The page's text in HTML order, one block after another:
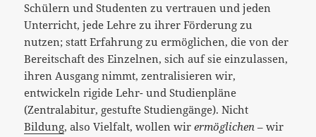
Schülern und Studenten zu vertrauen und jeden
Unterricht, jede Lehre zu ihrer Förderung zu
nutzen; statt Erfahrung zu ermöglichen, die von der
Bereitschaft des Einzelnen, sich auf sie einzulassen,
ihren Ausgang nimmt, zentralisieren wir,
entwickeln rigide Lehr- und Studienpläne
(Zentralabitur, gestufte Studiengänge). Nicht
Bildung, also Vielfalt, wollen wirermöglichen – wir